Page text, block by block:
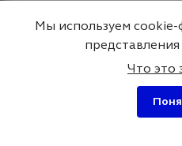
Ускорение сайта
WordPress
Мы используем
Что это